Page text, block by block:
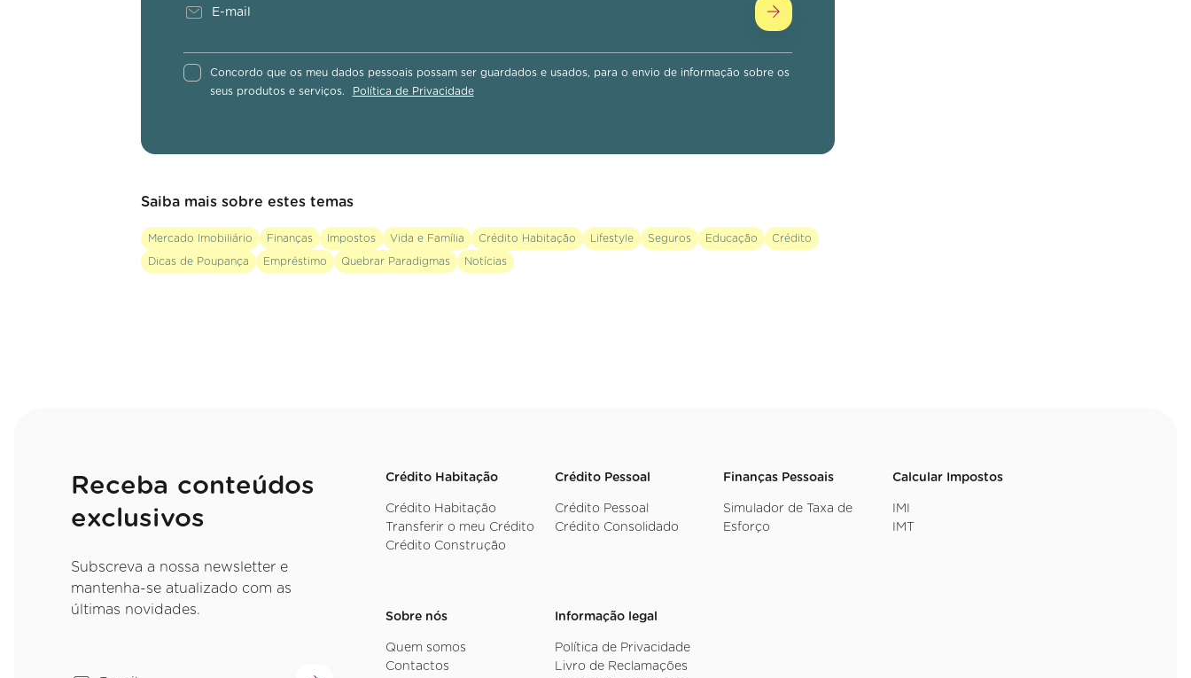
Concordo que os meu dados pessoais possam ser guardados e usados, para o envio de informação sobre os
seus produtos e serviços.
Política de Privacidade
Saiba mais sobre estes temas
Mercado Imobiliário Finanças Impostos Vida e Família Crédito Habitação Lifestyle Seguros Educação Crédito
Dicas de Poupança Empréstimo Quebrar Paradigmas Notícias
Receba conteúdos
exclusivos
Subscreva a nossa newsletter e
mantenha-se atualizado com as
últimas novidades.
Crédito Habitação
Crédito Habitação
Transferir o meu Crédito
Crédito Construção
Crédito Pessoal
Crédito Pessoal
Crédito Consolidado
Finanças Pessoais
Simulador de Taxa de
Esforço
Calcular Impostos
IMI
IMT
Sobre nós
Quem somos
Contactos
Informação legal
Política de Privacidade
Livro de Reclamações